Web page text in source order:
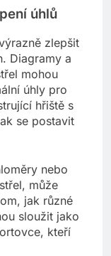
úhlů
zlepšit
Diagramy a
mohou
úhly pro
hřiště s
se postavit
nebo
může
jak různé
sloužit jako
kteří